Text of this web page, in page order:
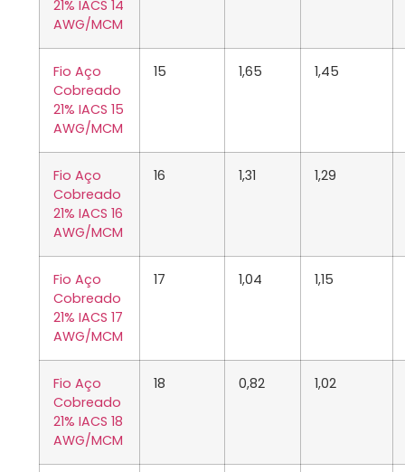
21% IACS 14
AWG/MCM
Fio Aço
Cobreado
21% IACS 15
AWG/MCM
15 1,65 1,45
Fio Aço
Cobreado
21% IACS 16
AWG/MCM
16 1,31 1,29
Fio Aço
Cobreado
21% IACS 17
AWG/MCM
17 1,04 1,15
Fio Aço
Cobreado
21% IACS 18
AWG/MCM
18 0,82 1,02